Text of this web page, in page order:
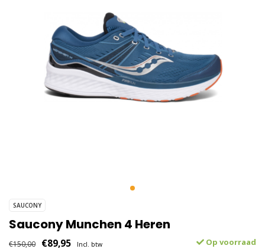
SAUCONY
Saucony Munchen 4 Heren
€150,00 €89,95 Incl. btw Op voorraad